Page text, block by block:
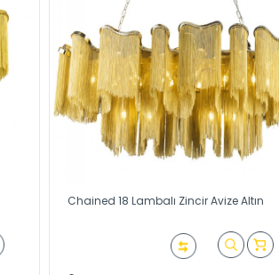
Chained 18 Lambalı Zincir Avize Altın